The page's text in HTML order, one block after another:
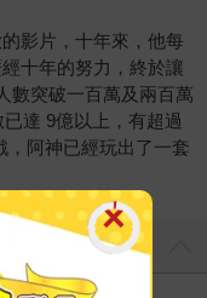
影片，十年來，他每
十年的努力，終於讓
數突破一百萬及兩百萬
達 9億以上，有超過
，阿神已經玩出了一套